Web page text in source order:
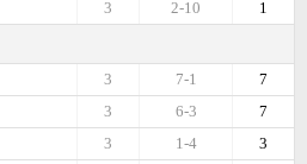
1
2-10
3
7
7-1
3
7
6-3
3
3
1-4
3